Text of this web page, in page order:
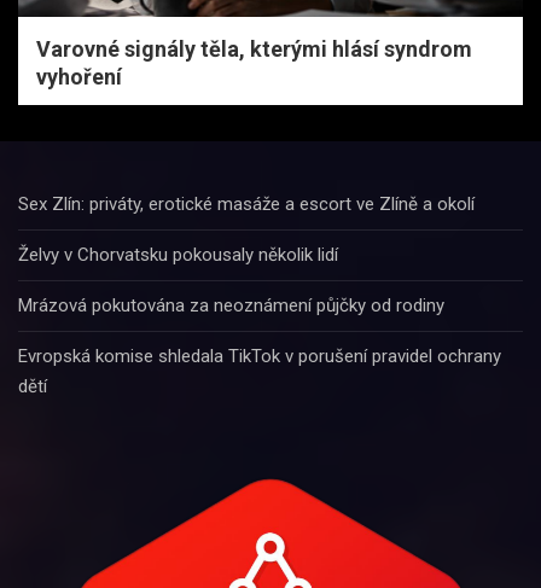
Varovné signály těla, kterými hlásí syndrom
vyhoření
Sex Zlín: priváty, erotické masáže a escort ve Zlíně a okolí
Želvy v Chorvatsku pokousaly několik lidí
Mrázová pokutována za neoznámení půjčky od rodiny
Evropská komise shledala TikTok v porušení pravidel ochrany
dětí